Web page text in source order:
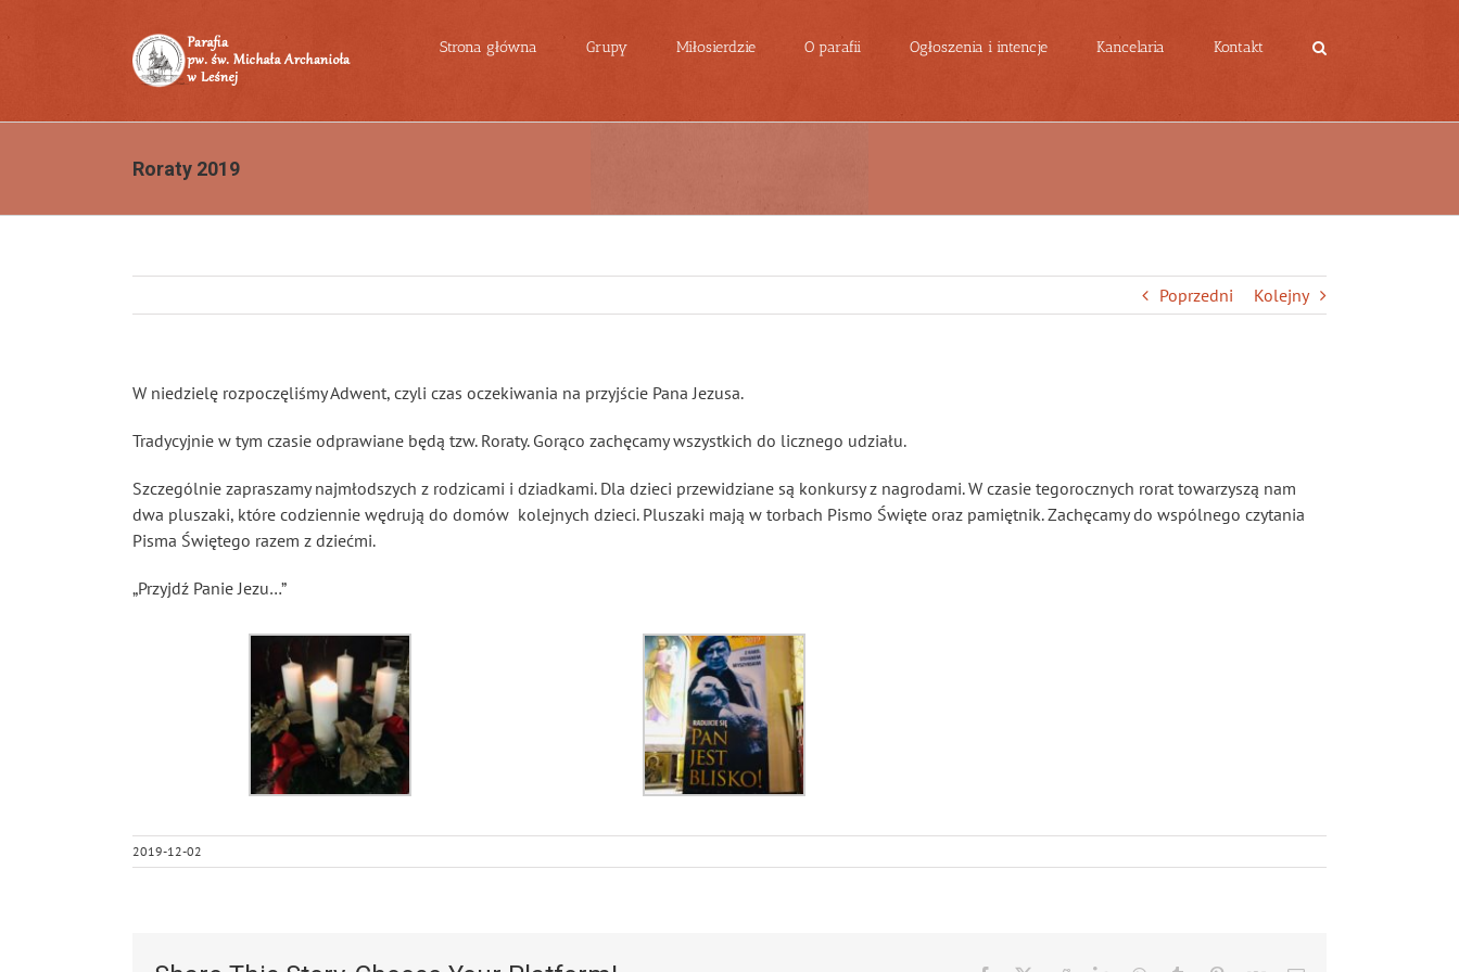
Strona główna Grupy Miłosierdzie O parafii Ogłoszenia i intencje Kancelaria Kontakt
Roraty 2019
Poprzedni Kolejny
W niedzielę rozpoczęliśmy Adwent, czyli czas oczekiwania na przyjście Pana Jezusa.
Tradycyjnie w tym czasie odprawiane będą tzw. Roraty. Gorąco zachęcamy wszystkich do licznego udziału.
Szczególnie zapraszamy najmłodszych z rodzicami i dziadkami. Dla dzieci przewidziane są konkursy z nagrodami. W czasie tegorocznych rorat towarzyszą nam
dwa pluszaki, które codziennie wędrują do domów kolejnych dzieci. Pluszaki mają w torbach Pismo Święte oraz pamiętnik. Zachęcamy do wspólnego czytania
Pisma Świętego razem z dziećmi.
„Przyjdź Panie Jezu…”
2019-12-02